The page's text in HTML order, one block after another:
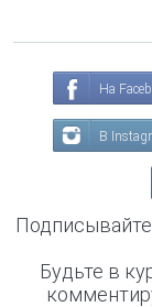
На
В
Будьте в